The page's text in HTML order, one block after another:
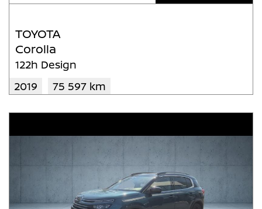
TOYOTA
Corolla
122h Design
2019
75 597 km